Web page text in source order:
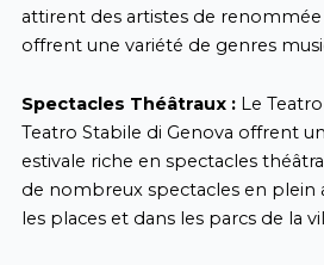
attirent des artistes de
offrent une variété de genres
Spectacles Théâtraux :Le Teatro
Teatro Stabile di Genova offrent
estivale riche en spectacles
de nombreux spectacles en plein
les places et dans les parcs de la